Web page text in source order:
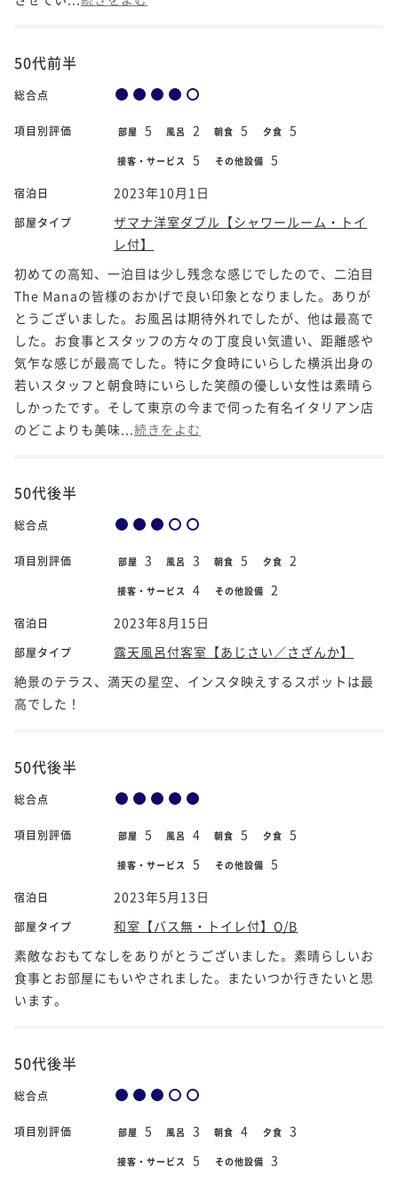
50代前半
総合点
項目別評価 部屋 5 風呂 2 朝食 5 夕食 5
接客・サービス 5 その他設備 5
宿泊日 2023年10月1日
部屋タイプ
ザマナ洋室ダブル【シャワールーム・トイ
レ付】
初めての高知、一泊目は少し残念な感じでしたので、二泊目
The Manaの皆様のおかげで良い印象となりました。ありが
とうございました。お風呂は期待外れでしたが、他は最高で
した。お食事とスタッフの方々の丁度良い気遣い、距離感や
気乍な感じが最高でした。特に夕食時にいらした横浜出身の
若いスタッフと朝食時にいらした笑顔の優しい女性は素晴ら
しかったです。そして東京の今まで伺った有名イタリアン店
のどこよりも美味... 続きをよむ
50代後半
総合点
項目別評価 部屋 3 風呂 3 朝食 5 夕食 2
接客・サービス 4 その他設備 2
宿泊日 2023年8月15日
部屋タイプ
露天風呂付客室【あじさい／さざんか】
絶景のテラス、満天の星空、インスタ映えするスポットは最
高でした！
50代後半
総合点
項目別評価 部屋 5 風呂 4 朝食 5 夕食 5
接客・サービス 5 その他設備 5
宿泊日 2023年5月13日
部屋タイプ
和室【バス無・トイレ付】O/B
素敵なおもてなしをありがとうございました。素晴らしいお
食事とお部屋にもいやされました。またいつか行きたいと思
います。
50代後半
総合点
項目別評価 部屋 5 風呂 3 朝食 4 夕食 3
接客・サービス 5 その他設備 3